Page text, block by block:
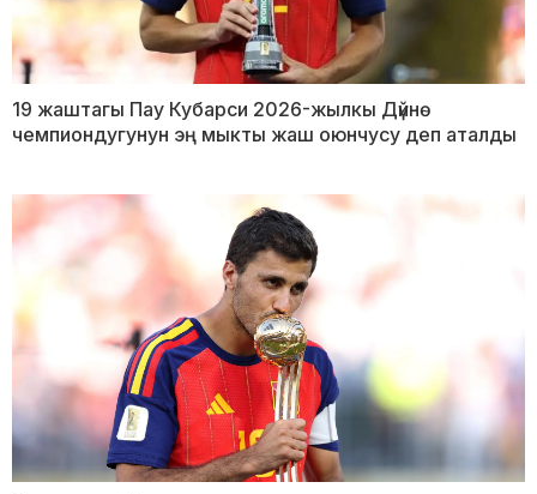
19 жаштагы Пау Кубарси 2026-жылкы Дүйнө
чемпиондугунун эң мыкты жаш оюнчусу деп аталды